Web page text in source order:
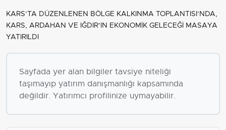
KARS’TA DÜZENLENEN BÖLGE KALKINMA TOPLANTISI’NDA,
KARS, ARDAHAN VE IĞDIR’IN EKONOMİK GELECEĞİ MASAYA
YATIRILDI
Sayfada yer alan bilgiler tavsiye niteliği
taşımayıp yatırım danışmanlığı kapsamında
değildir. Yatırımcı profilinize uymayabilir.